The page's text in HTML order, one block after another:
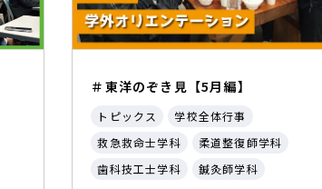
＃東洋のぞき見【5月編】
トピックス
学校全体行事
救急救命士学科
柔道整復師学科
歯科技工士学科
鍼灸師学科